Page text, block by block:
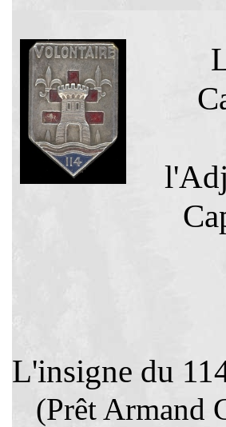
(Prêt Armand